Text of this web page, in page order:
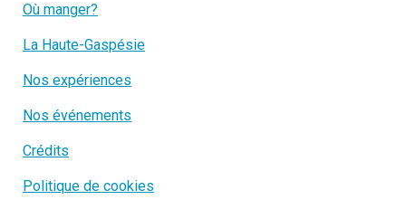
Où manger?
La Haute-Gaspésie
Nos expériences
Nos événements
Crédits
Politique de cookies